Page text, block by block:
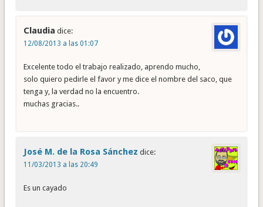
Claudia dice:
12/08/2013 a las 01:07
Excelente todo el trabajo realizado, aprendo mucho,
solo quiero pedirle el favor y me dice el nombre del saco, que
tenga y, la verdad no la encuentro.
muchas gracias..
José M. de la Rosa Sánchez dice:
11/03/2013 a las 20:49
Es un cayado